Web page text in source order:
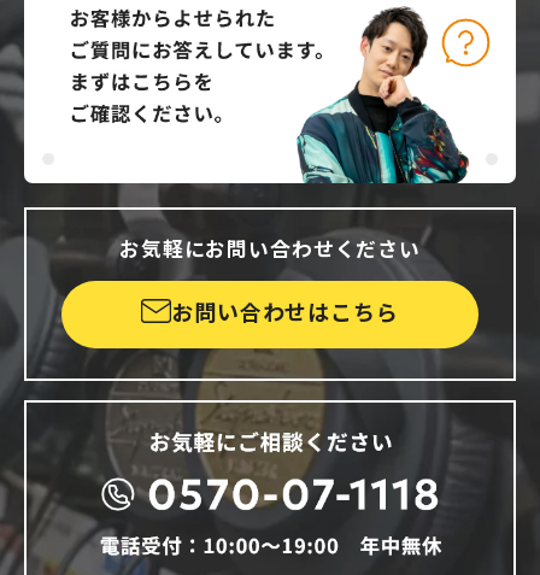
お気軽にお問い合わせください
お問い合わせはこちら